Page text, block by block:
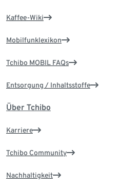
Kaffee-Wiki
Mobilfunklexikon
Tchibo MOBIL FAQs
Entsorgung / Inhaltsstoffe
Über Tchibo
Karriere
Tchibo Community
Nachhaltigkeit